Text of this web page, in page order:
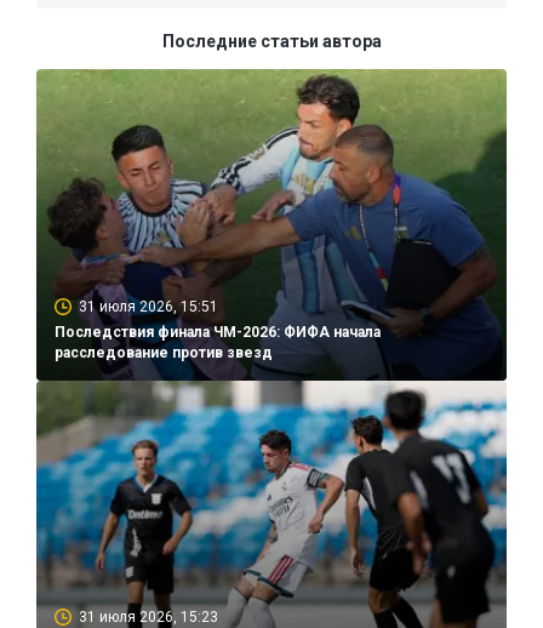
Последние статьи автора
31 июля 2026, 15:51
Последствия финала ЧМ-2026: ФИФА начала
расследование против звезд
31 июля 2026, 15:23